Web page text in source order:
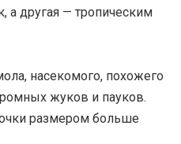
а другая — тропическим
насекомого, похожего
жуков и пауков.
размером больше